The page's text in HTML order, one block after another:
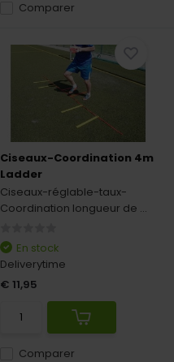
Comparer
Ciseaux-Coordination 4m
Ladder
Ciseaux-réglable-taux-
Coordination longueur de ...
Comparer
En stock
Deliverytime
€ 11,95